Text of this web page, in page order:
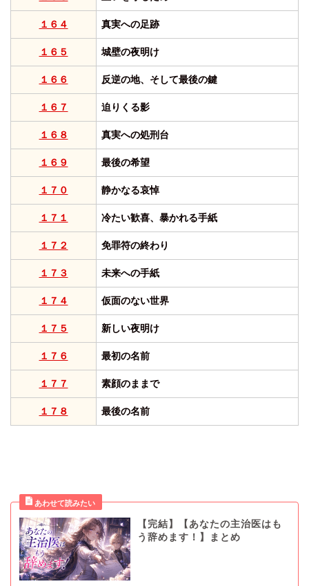
１６４ 真実への足跡
１６５ 城壁の夜明け
１６６ 反逆の地、そして最後の鍵
１６７ 迫りくる影
１６８ 真実への処刑台
１６９ 最後の希望
１７０ 静かなる哀悼
１７１ 冷たい歓喜、暴かれる手紙
１７２ 免罪符の終わり
１７３ 未来への手紙
１７４ 仮面のない世界
１７５ 新しい夜明け
１７６ 最初の名前
１７７ 素顔のままで
１７８ 最後の名前
【完結】【あなたの主治医はも
う辞めます！】まとめ